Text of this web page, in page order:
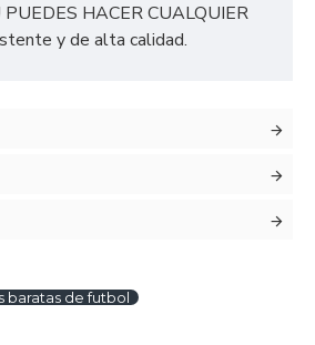
HACER CUALQUIER
y de alta calidad.
baratas de futbol